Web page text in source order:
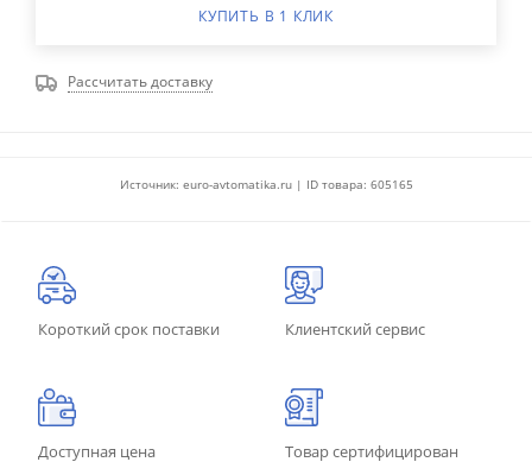
КУПИТЬ В 1 КЛИК
Рассчитать доставку
Источник: euro-avtomatika.ru | ID товара: 605165
Короткий срок поставки Клиентский сервис
Доступная цена Товар сертифицирован